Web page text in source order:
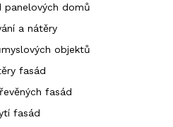
panelových domů
a nátěry
objektů
fasád
fasád
fasád